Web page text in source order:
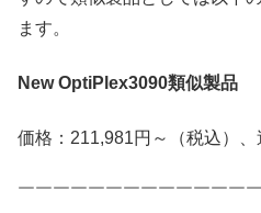
ます。
New OptiPlex3090類似製品
価格：211,981円～（税込）
￣￣￣￣￣￣￣￣￣￣￣￣￣